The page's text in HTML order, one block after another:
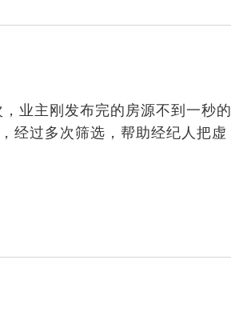
业主刚发布完的房源不到一秒的
经过多次筛选，帮助经纪人把虚